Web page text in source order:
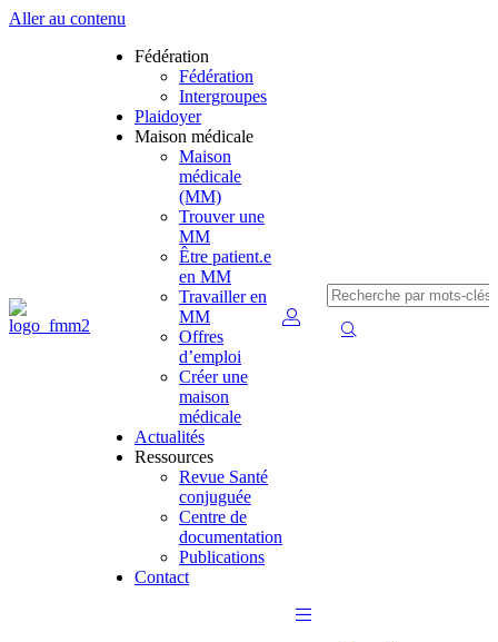
Aller au contenu
Fédération
Fédération
Intergroupes
Plaidoyer
Maison médicale
Maison
médicale
(MM)
Trouver une
MM
Être patient.e
en MM
Travailler en
MM
Offres
d’emploi
Créer une
maison
médicale
Actualités
Ressources
Revue Santé
conjuguée
Centre de
documentation
Publications
Contact